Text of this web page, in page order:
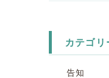
カテゴリ
告知